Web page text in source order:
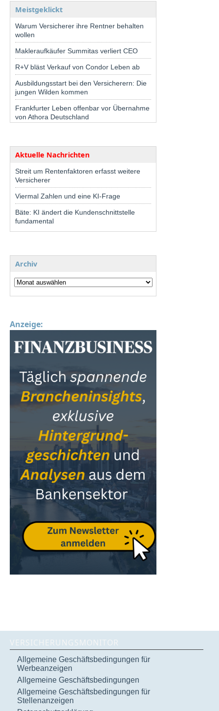
Meistgeklickt
Warum Versicherer ihre Rentner behalten
wollen
Makleraufkäufer Summitas verliert CEO
R+V bläst Verkauf von Condor Leben ab
Ausbildungsstart bei den Versicherern: Die
jungen Wilden kommen
Frankfurter Leben offenbar vor Übernahme
von Athora Deutschland
Aktuelle Nachrichten
Streit um Rentenfaktoren erfasst weitere
Versicherer
Viermal Zahlen und eine KI-Frage
Bäte: KI ändert die Kundenschnittstelle
fundamental
Archiv
Anzeige:
VERSICHERUNGSMONITOR
Allgemeine Geschäftsbedingungen für
Werbeanzeigen
Allgemeine Geschäftsbedingungen
Allgemeine Geschäftsbedingungen für
Stellenanzeigen